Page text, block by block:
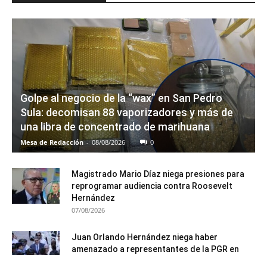
Golpe al negocio de la “wax” en San Pedro
Sula: decomisan 88 vaporizadores y más de
una libra de concentrado de marihuana
Mesa de Redacción - 08/08/2026 0
Magistrado Mario Díaz niega presiones para
reprogramar audiencia contra Roosevelt
Hernández
07/08/2026
Juan Orlando Hernández niega haber
amenazado a representantes de la PGR en